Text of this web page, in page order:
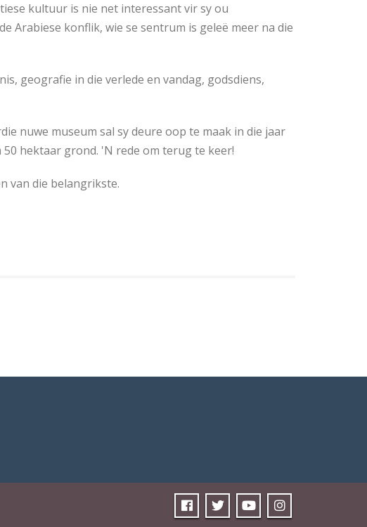
kultuur is nie net interessant vir sy ou
Arabiese konflik, wie se sentrum is geleë meer na die
geografie in die verlede en vandag, godsdiens,
nuwe museum sal sy deure oop te maak in die jaar
hektaar grond. 'N rede om terug te keer!
van die belangrikste.